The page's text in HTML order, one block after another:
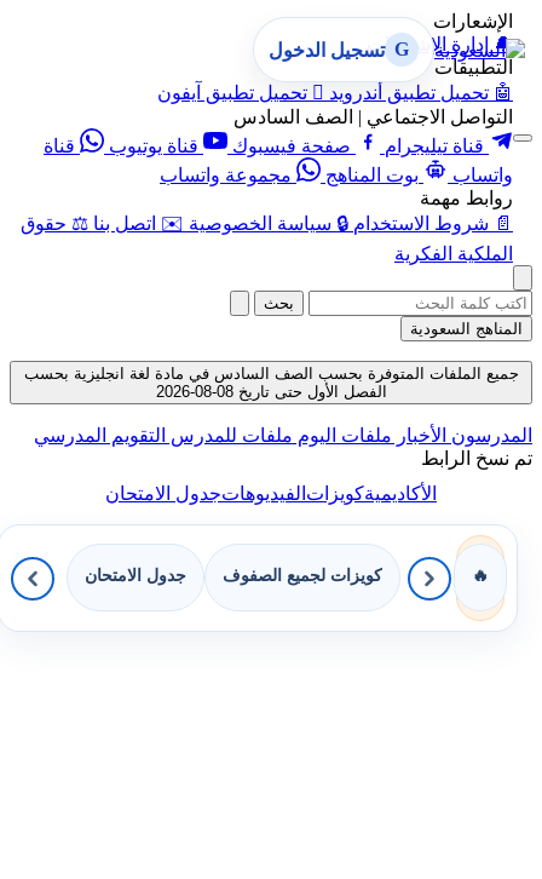
الإشعارات
🔔 إدارة الإشعارات
التطبيقات
🤖 تحميل تطبيق أندرويد  تحميل تطبيق آيفون
التواصل الاجتماعي | الصف السادس
قناة تيليجرام
صفحة فيسبوك قناة يوتيوب
قناة
واتساب
بوت المناهج
مجموعة واتساب
روابط مهمة
📄 شروط الاستخدام 🔒 سياسة الخصوصية ✉️ اتصل بنا ⚖️ حقوق
الملكية الفكرية
G تسجيل الدخول
بحث
المناهج السعودية
جميع الملفات المتوفرة بحسب الصف السادس في مادة لغة انجليزية بحسب
الفصل الأول حتى تاريخ 08-08-2026
المدرسون الأخبار ملفات اليوم ملفات للمدرس التقويم المدرسي
تم نسخ الرابط
الأكاديميةكويزاتالفيديوهاتجدول الامتحان
🔥 كويزات لجميع الصفوف جدول الامتحان